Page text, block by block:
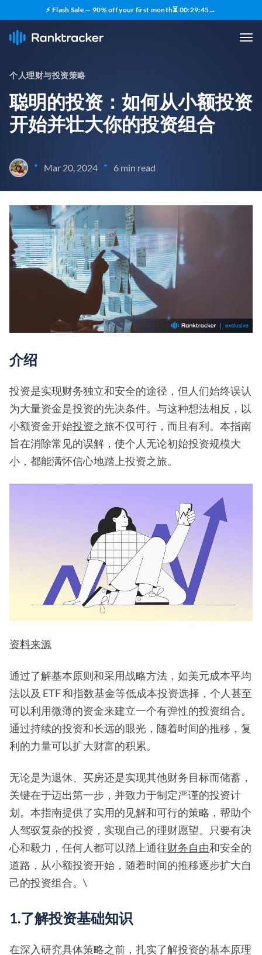
⚡ Flash Sale — 90% off your first month⏳ 00:29:43→
个人理财与投资策略
聪明的投资：如何从小额投资
开始并壮大你的投资组合
• Mar 20, 2024 • 6 min read
介绍
投资是实现财务独立和安全的途径，但人们始终误认
为大量资金是投资的先决条件。与这种想法相反，以
小额资金开始投资之旅不仅可行，而且有利。本指南
旨在消除常见的误解，使个人无论初始投资规模大
小，都能满怀信心地踏上投资之旅。
资料来源
通过了解基本原则和采用战略方法，如美元成本平均
法以及 ETF 和指数基金等低成本投资选择，个人甚至
可以利用微薄的资金来建立一个有弹性的投资组合。
通过持续的投资和长远的眼光，随着时间的推移，复
利的力量可以扩大财富的积累。
无论是为退休、买房还是实现其他财务目标而储蓄，
关键在于迈出第一步，并致力于制定严谨的投资计
划。本指南提供了实用的见解和可行的策略，帮助个
人驾驭复杂的投资，实现自己的理财愿望。只要有决
心和毅力，任何人都可以踏上通往财务自由和安全的
道路，从小额投资开始，随着时间的推移逐步扩大自
己的投资组合。\
1.了解投资基础知识
在深入研究具体策略之前，扎实了解投资的基本原理